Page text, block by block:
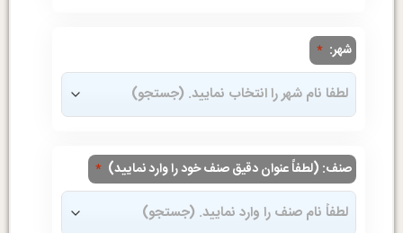
شهر: *
صنف: (لطفاً عنوان دقیق صنف خود را وارد نمایید) *